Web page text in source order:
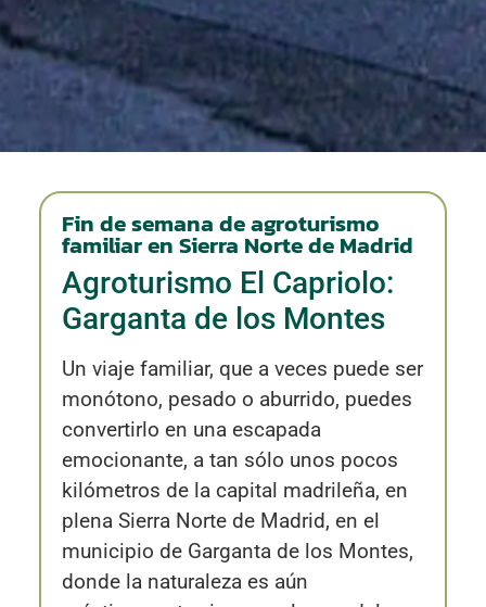
Fin de semana de agroturismo
familiar en Sierra Norte de Madrid
Agroturismo El Capriolo:
Garganta de los Montes
Un viaje familiar, que a veces puede ser
monótono, pesado o aburrido, puedes
convertirlo en una escapada
emocionante, a tan sólo unos pocos
kilómetros de la capital madrileña, en
plena Sierra Norte de Madrid, en el
municipio de Garganta de los Montes,
donde la naturaleza es aún